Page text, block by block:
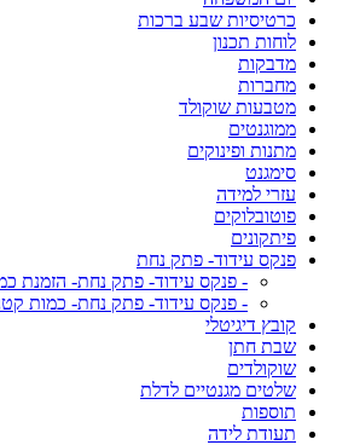
כרטיסיות שבע ברכות
לוחות תכנון
מדבקות
מחברות
מטבעות שוקולד
ממוגנטים
מתנות ופינוקים
סימגנט
עזרי למידה
פוטובלוקים
פיתקונים
פנקס עידוד- פתק נחת
- פנקס עידוד- פתק נחת- הזמנת
- פנקס עידוד- פתק נחת- כמות
קובץ דיגיטלי
שבת חתן
שוקולדים
שלטים מגנטיים לדלת
תוספות
תעודת לידה